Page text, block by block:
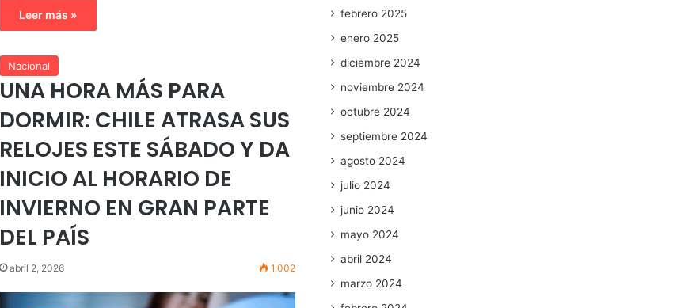
Leer más »
Nacional
UNA HORA MÁS PARA
DORMIR: CHILE ATRASA SUS
RELOJES ESTE SÁBADO Y DA
INICIO AL HORARIO DE
INVIERNO EN GRAN PARTE
DEL PAÍS
abril 2, 2026 1.002
febrero 2025
enero 2025
diciembre 2024
noviembre 2024
octubre 2024
septiembre 2024
agosto 2024
julio 2024
junio 2024
mayo 2024
abril 2024
marzo 2024